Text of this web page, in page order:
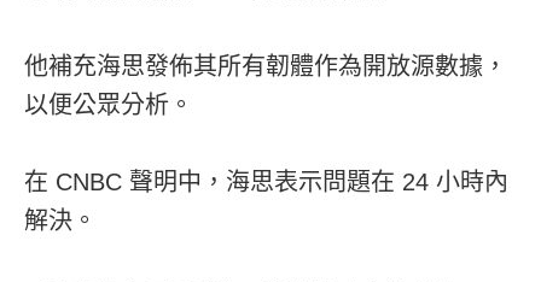
他補充海思發佈其所有韌體作為開放源數據，
以便公眾分析。
在 CNBC 聲明中，海思表示問題在 24 小時內
解決。